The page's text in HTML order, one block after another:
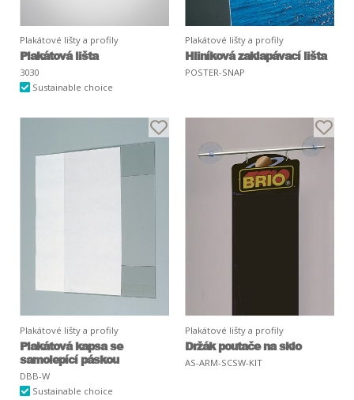
Plakátové lišty a profily
Plakátová lišta
3030
Sustainable choice
Plakátové lišty a profily
Hliníková zaklapávací lišta
POSTER-SNAP
Plakátové lišty a profily
Plakátová kapsa se
samolepící páskou
DBB-W
Sustainable choice
Plakátové lišty a profily
Držák poutače na sklo
AS-ARM-SCSW-KIT